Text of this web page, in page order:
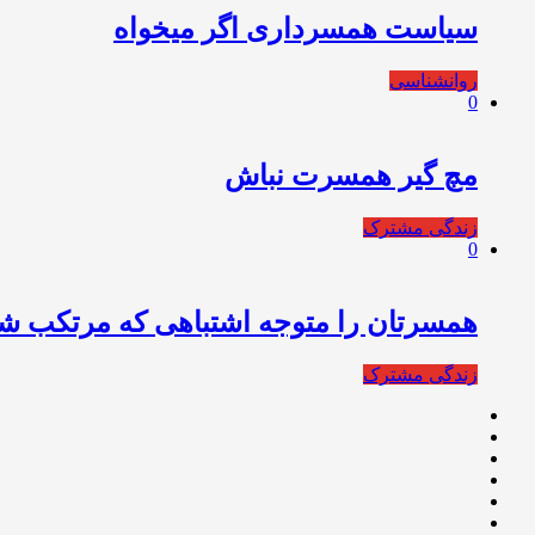
سیاست همسرداری اگر میخواه
روانشناسی
0
مچ گیر همسرت نباش
زندگی مشترک
0
همسرتان را متوجه اشتباهی که مرتکب
زندگی مشترک